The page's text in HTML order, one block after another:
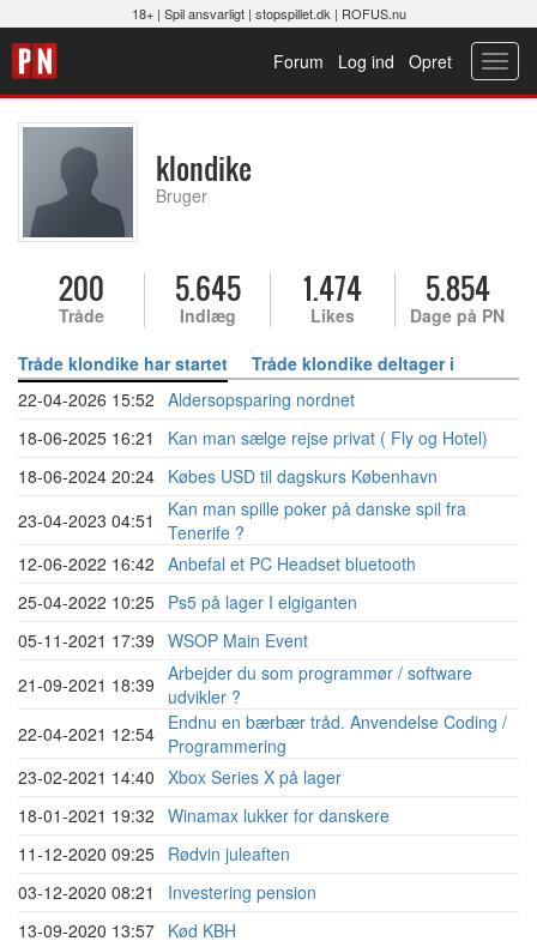
18+ | Spil ansvarligt| stopspillet.dk | ROFUS.nu
Opret
Log ind
Forum
klondike
Bruger
200
Tråde
5.645
Indlæg
1.474
Likes
5.854
Dage på PN
Tråde klondike har startet
Tråde klondike deltager i
22-04-2026 15:52 Aldersopsparing nordnet
18-06-2025 16:21
Kan man sælge rejse privat ( Fly og Hotel)
18-06-2024 20:24 Købes USD til dagskurs København
23-04-2023 04:51
Kan man spille poker på danske spil fra
Tenerife ?
12-06-2022 16:42 Anbefal et PC Headset bluetooth
25-04-2022 10:25 Ps5 på lager I elgiganten
05-11-2021 17:39 WSOP Main Event
21-09-2021 18:39 Arbejder du som programmør / software
udvikler ?
22-04-2021 12:54 Endnu en bærbær tråd. Anvendelse Coding /
Programmering
23-02-2021 14:40 Xbox Series X på lager
18-01-2021 19:32 Winamax lukker for danskere
11-12-2020 09:25 Rødvin juleaften
03-12-2020 08:21
Investering pension
13-09-2020 13:57 Kød KBH